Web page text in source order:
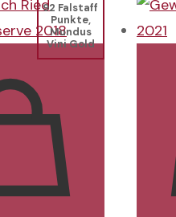
92 Falstaff
Punkte,
Mundus
Vini Gold